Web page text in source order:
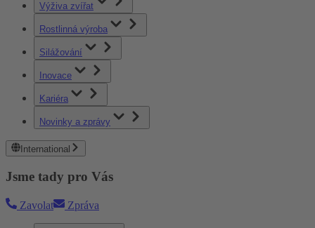
Výživa zvířat
Rostlinná výroba
Silážování
Inovace
Kariéra
Novinky a zprávy
International
Jsme tady pro Vás
Zavolat Zpráva